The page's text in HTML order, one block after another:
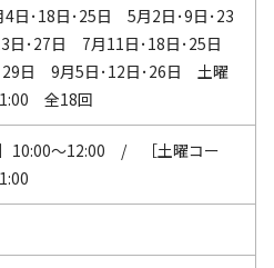
日･18日･25日 5月2日･9日･23
日･27日 7月11日･18日･25日
29日 9月5日･12日･26日 土曜
全18回
］10:00～12:00 / ［土曜コー